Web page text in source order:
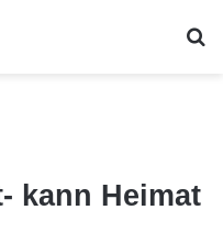
kann Heimat